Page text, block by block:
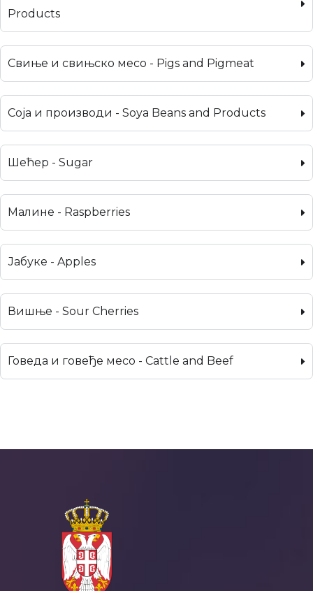
Products
Свиње и свињско месо - Pigs and Pigmeat
Соја и производи - Soya Beans and Products
Шећер - Sugar
Малине - Raspberries
Јабуке - Apples
Вишње - Sour Cherries
Говеда и говеђе месо - Cattle and Beef